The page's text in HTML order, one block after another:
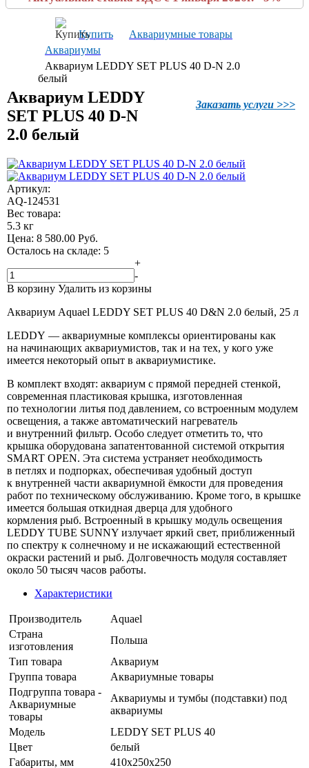
Купить
Аквариумные товары
Аквариумы
Аквариум LEDDY SET PLUS 40 D-N 2.0
белый
Заказать услуги >>>
Аквариум LEDDY
SET PLUS 40 D-N
2.0 белый
Артикул:
AQ-124531
Вес товара:
5.3 кг
Цена: 8 580.00 Руб.
Осталось на складе: 5
+
-
В корзину Удалить из корзины
Аквариум Aquael LEDDY SET PLUS 40 D&N 2.0 белый, 25 л
LEDDY — аквариумные комплексы ориентированы как
на начинающих аквариумистов, так и на тех, у кого уже
имеется некоторый опыт в аквариумистике.
В комплект входят: аквариум с прямой передней стенкой,
современная пластиковая крышка, изготовленная
по технологии литья под давлением, со встроенным модулем
освещения, а также автоматический нагреватель
и внутренний фильтр. Особо следует отметить то, что
крышка оборудована запатентованной системой открытия
SMART OPEN. Эта система устраняет необходимость
в петлях и подпорках, обеспечивая удобный доступ
к внутренней части аквариумной ёмкости для проведения
работ по техническому обслуживанию. Кроме того, в крышке
имеется большая откидная дверца для удобного
кормления рыб. Встроенный в крышку модуль освещения
LEDDY TUBE SUNNY излучает яркий свет, приближенный
по спектру к солнечному и не искажающий естественной
окраски растений и рыб. Долговечность модуля составляет
около 50 тысяч часов работы.
Характеристики
Производитель
Aquael
Страна
изготовления
Польша
Тип товара
Аквариум
Группа товара
Аквариумные товары
Подгруппа товара -
Аквариумные
товары
Аквариумы и тумбы (подставки) под
аквариумы
Модель
LEDDY SET PLUS 40
Цвет
белый
Габариты, мм
410х250х250